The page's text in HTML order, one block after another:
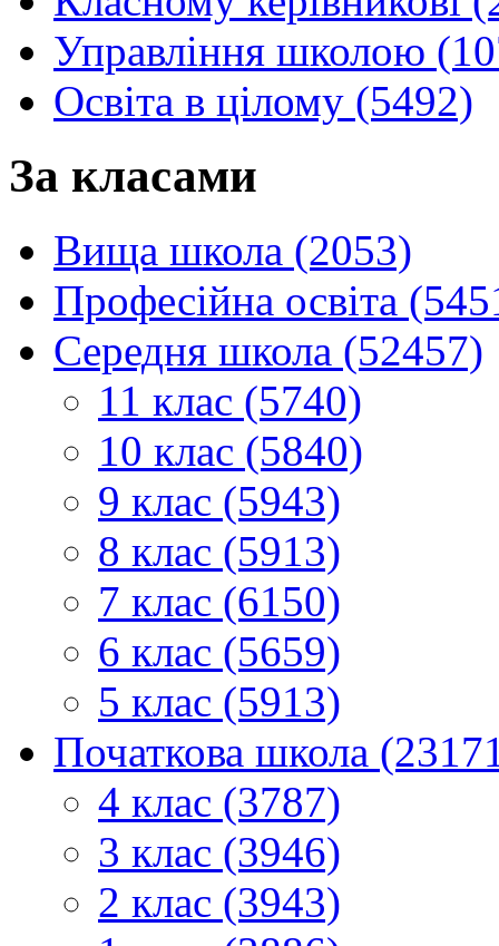
Управління школою
Освіта в цілому (5492)
За класами
Вища школа (2053)
Професійна освіта
Середня школа (52457)
11 клас (5740)
10 клас (5840)
9 клас (5943)
8 клас (5913)
7 клас (6150)
6 клас (5659)
5 клас (5913)
Початкова школа
4 клас (3787)
3 клас (3946)
2 клас (3943)